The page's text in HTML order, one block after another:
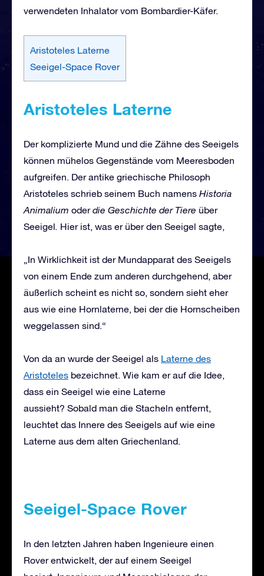
verwendeten Inhalator vom Bombardier-Käfer.
Aristoteles Laterne
Seeigel-Space Rover
Aristoteles Laterne
Der komplizierte Mund und die Zähne des Seeigels
können mühelos Gegenstände vom Meeresboden
aufgreifen. Der antike griechische Philosoph
Aristoteles schrieb seinem Buch namens Historia
Animalium oderdie Geschichte der Tiere über
Seeigel. Hier ist, was er über den Seeigel sagte,
„In Wirklichkeit ist der Mundapparat des Seeigels
von einem Ende zum anderen durchgehend, aber
äußerlich scheint es nicht so, sondern sieht eher
aus wie eine Hornlaterne, bei der die Hornscheiben
weggelassen sind.“
Von da an wurde der Seeigel als Laterne des
Aristoteles bezeichnet. Wie kam er auf die Idee,
dass ein Seeigel wie eine Laterne
aussieht? Sobald man die Stacheln entfernt,
leuchtet das Innere des Seeigels auf wie eine
Laterne aus dem alten Griechenland.
Seeigel-Space Rover
In den letzten Jahren haben Ingenieure einen
Rover entwickelt, der auf einem Seeigel